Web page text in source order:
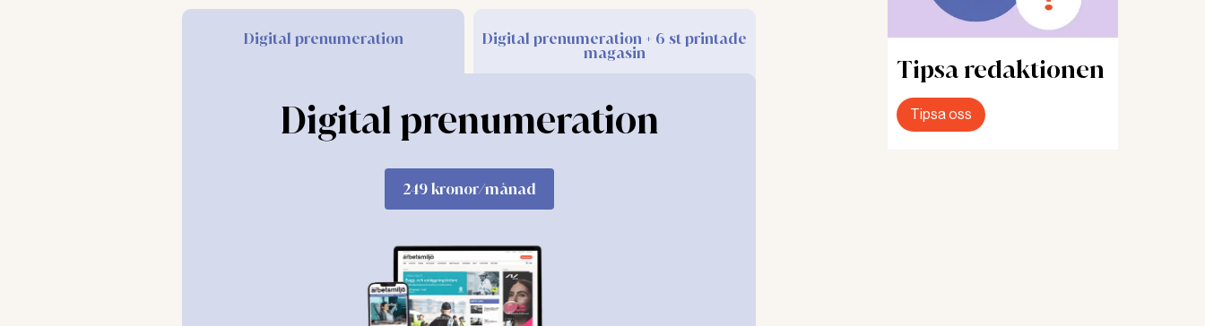
inte anses bero på brister i arbetsgivarens rutiner eller säkerhetsarbete. Det var den enskilde arbetstagaren
som agerat på eget bevåg och det bör kunna anses ursäktligt. Arbetsgivaren måste kunna lita på att
arbetstagarna följer regler och rutiner och kan inte övervaka arbetsplatserna.
villkoren för att förbudet skulle upphöra.
sanktionsavgiften även därför borde jämkas till noll. Beslutet om att påföra sanktionsavgiften tog över ett år
arbete utförts där det fanns risk för fall och fallskydd saknades och att
inget av undantagen i bestämmelsen var tillämplig. Överträdelsen var varken ringa eller ursäktlig och
tillräckliga skäl att sätta ned avgiften fanns inte. Bolaget skulle därför betala sanktionsavgiften.
Digital prenumeration Digital prenumeration + 6 st printade
magasin
Digital prenumeration
249 kronor/månad
Tipsa redaktionen
Tipsa oss